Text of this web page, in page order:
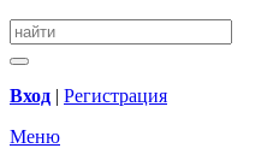
Вход | Регистрация
Меню